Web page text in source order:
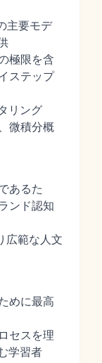
主要モデ
極限を含
ステップ
リング
微積分概
あるた
ンド認知
広範な人文
めに最高
セスを理
学習者